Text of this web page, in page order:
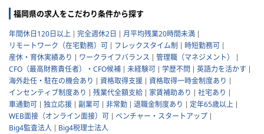
福岡県の求人をこだわり条件から探す
年間休日120日以上 完全週休2日
月平均残業20時間未満
リモートワーク（在宅勤務）可
フレックスタイム制
時短勤務可
産休・育休実績あり
ワークライフバランス
管理職（マネジメント）
CFO（最高財務責任者）・CFO候補
未経験可 学歴不問
英語力を活かす
海外赴任・駐在の機会あり
資格取得支援
資格取得一時金制度あり
インセンティブ制度あり
残業代全額支給 家賃補助あり
社宅あり
車通勤可
独立応援 副業可 非常勤 退職金制度あり
定年65歳以上
WEB面接（オンライン面接）可
ベンチャー・スタートアップ
Big4監査法人
Big4税理士法人